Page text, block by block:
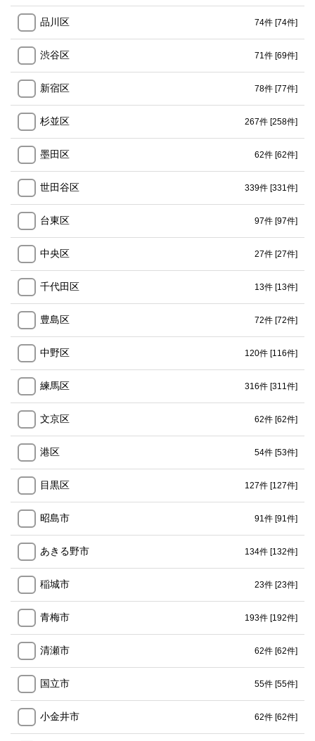
品川区 74件 [74件]
渋谷区 71件 [69件]
新宿区 78件 [77件]
杉並区 267件 [258件]
墨田区 62件 [62件]
世田谷区 339件 [331件]
台東区 97件 [97件]
中央区 27件 [27件]
千代田区 13件 [13件]
豊島区 72件 [72件]
中野区 120件 [116件]
練馬区 316件 [311件]
文京区 62件 [62件]
港区 54件 [53件]
目黒区 127件 [127件]
昭島市 91件 [91件]
あきる野市 134件 [132件]
稲城市 23件 [23件]
青梅市 193件 [192件]
清瀬市 62件 [62件]
国立市 55件 [55件]
小金井市 62件 [62件]